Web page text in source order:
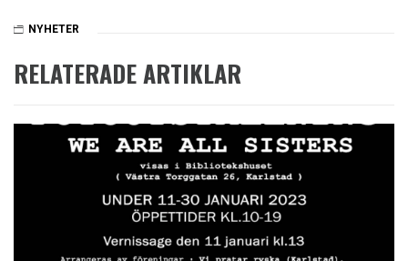
NYHETER
RELATERADE ARTIKLAR